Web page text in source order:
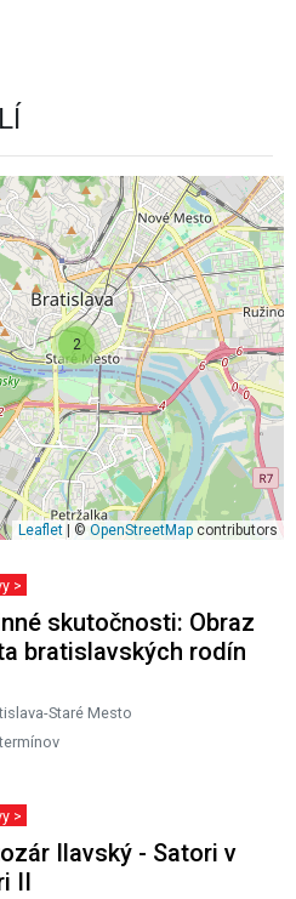
2
Leaflet | © OpenStreetMap contributors
>
skutočnosti: Obraz
bratislavských rodín
Staré Mesto
>
Ilavský - Satori v
II